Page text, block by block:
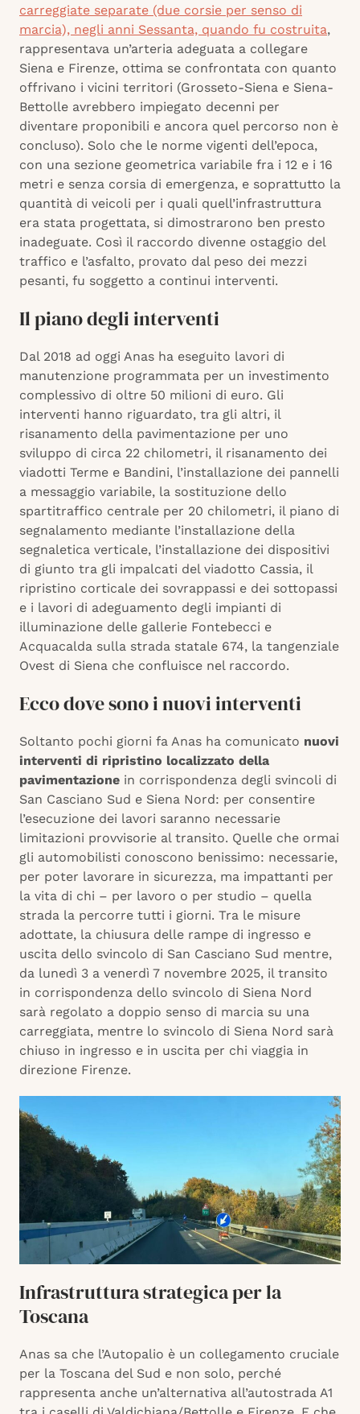
carreggiate separate (due corsie per senso di
marcia), negli anni Sessanta, quando fu costruita,
rappresentava un’arteria adeguata a collegare
Siena e Firenze, ottima se confrontata con quanto
offrivano i vicini territori (Grosseto-Siena e Siena-
Bettolle avrebbero impiegato decenni per
diventare proponibili e ancora quel percorso non è
concluso). Solo che le norme vigenti dell’epoca,
con una sezione geometrica variabile fra i 12 e i 16
metri e senza corsia di emergenza, e soprattutto la
quantità di veicoli per i quali quell’infrastruttura
era stata progettata, si dimostrarono ben presto
inadeguate. Così il raccordo divenne ostaggio del
traffico e l’asfalto, provato dal peso dei mezzi
pesanti, fu soggetto a continui interventi.
Il piano degli interventi
Dal 2018 ad oggi Anas ha eseguito lavori di
manutenzione programmata per un investimento
complessivo di oltre 50 milioni di euro. Gli
interventi hanno riguardato, tra gli altri, il
risanamento della pavimentazione per uno
sviluppo di circa 22 chilometri, il risanamento dei
viadotti Terme e Bandini, l’installazione dei pannelli
a messaggio variabile, la sostituzione dello
spartitraffico centrale per 20 chilometri, il piano di
segnalamento mediante l’installazione della
segnaletica verticale, l’installazione dei dispositivi
di giunto tra gli impalcati del viadotto Cassia, il
ripristino corticale dei sovrappassi e dei sottopassi
e i lavori di adeguamento degli impianti di
illuminazione delle gallerie Fontebecci e
Acquacalda sulla strada statale 674, la tangenziale
Ovest di Siena che confluisce nel raccordo.
Ecco dove sono i nuovi interventi
Soltanto pochi giorni fa Anas ha comunicato nuovi
interventi di ripristino localizzato della
pavimentazione in corrispondenza degli svincoli di
San Casciano Sud e Siena Nord: per consentire
l’esecuzione dei lavori saranno necessarie
limitazioni provvisorie al transito. Quelle che ormai
gli automobilisti conoscono benissimo: necessarie,
per poter lavorare in sicurezza, ma impattanti per
la vita di chi – per lavoro o per studio – quella
strada la percorre tutti i giorni. Tra le misure
adottate, la chiusura delle rampe di ingresso e
uscita dello svincolo di San Casciano Sud mentre,
da lunedì 3 a venerdì 7 novembre 2025, il transito
in corrispondenza dello svincolo di Siena Nord
sarà regolato a doppio senso di marcia su una
carreggiata, mentre lo svincolo di Siena Nord sarà
chiuso in ingresso e in uscita per chi viaggia in
direzione Firenze.
Infrastruttura strategica per la
Toscana
Anas sa che l’Autopalio è un collegamento cruciale
per la Toscana del Sud e non solo, perché
rappresenta anche un’alternativa all’autostrada A1